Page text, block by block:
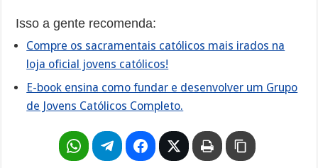
Isso a gente recomenda:
Compre os sacramentais católicos mais irados na
loja oficial jovens católicos!
E-book ensina como fundar e desenvolver um Grupo
de Jovens Católicos Completo.